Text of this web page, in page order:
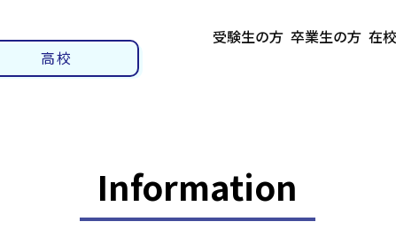
高校
受験生の方 卒業生の方 在
Information